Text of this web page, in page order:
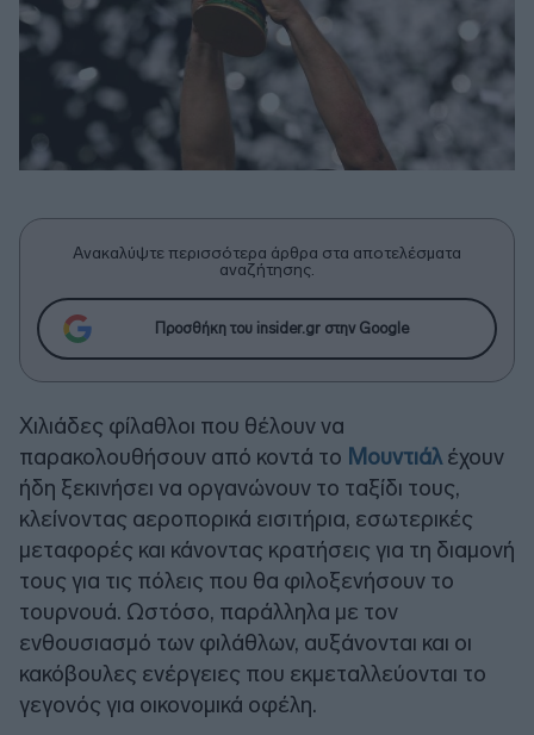
Ανακαλύψτε περισσότερα άρθρα στα αποτελέσματα
αναζήτησης.
Προσθήκη του insider.gr στην Google
Χιλιάδες φίλαθλοι που θέλουν να
παρακολουθήσουν από κοντά το Μουντιάλέχουν
ήδη ξεκινήσει να οργανώνουν το ταξίδι τους,
κλείνοντας αεροπορικά εισιτήρια, εσωτερικές
μεταφορές και κάνοντας κρατήσεις για τη διαμονή
τους για τις πόλεις που θα φιλοξενήσουν το
τουρνουά. Ωστόσο, παράλληλα με τον
ενθουσιασμό των φιλάθλων, αυξάνονται και οι
κακόβουλες ενέργειες που εκμεταλλεύονται το
γεγονός για οικονομικά οφέλη.